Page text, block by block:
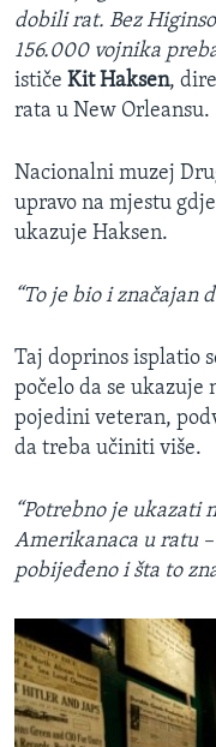
dobili rat. Bez
156.000 vojnika
ističe Kit Haksen,
rata u New Orleansu.
Nacionalni muzej
upravo na mjestu
ukazuje Haksen.
“To je bio i značajan
Taj doprinos isplatio
počelo da se
pojedini veteran,
da treba učiniti više.
“Potrebno je ukazati
Amerikanaca u ratu
pobijeđeno i šta to